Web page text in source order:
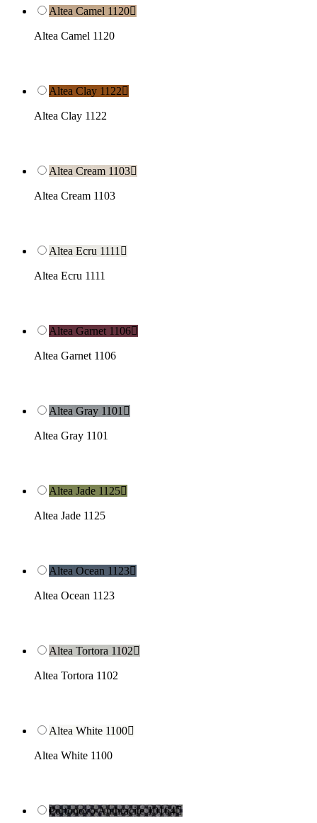
Altea Camel 1120
Altea Camel 1120
Altea Clay 1122
Altea Clay 1122
Altea Cream 1103
Altea Cream 1103
Altea Ecru 1111 
Altea Ecru 1111
Altea Garnet 1106
Altea Garnet 1106
Altea Gray 1101 
Altea Gray 1101
Altea Jade 1125
Altea Jade 1125
Altea Ocean 1123
Altea Ocean 1123
Altea Tortora 1102
Altea Tortora 1102
Altea White 1100
Altea White 1100
Portonovo Anthracite 10164